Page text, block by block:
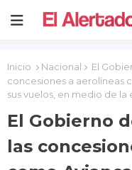
Inicio Nacional
El
concesiones a aerolíneas
sus vuelos, en medio de la
El Gobierno
las